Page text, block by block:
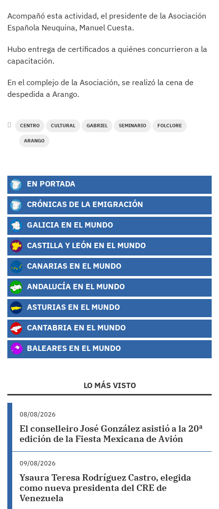
Acompañó esta actividad, el presidente de la Asociación
Española Neuquina, Manuel Cuesta.
Hubo entrega de certificados a quiénes concurrieron a la
capacitación.
En el complejo de la Asociación, se realizó la cena de
despedida a Arango.
CENTRO CULTURAL GABRIEL SEMINARIO FOLCLORE
ARANGO
EN PORTADA
CRÓNICAS DE LA EMIGRACIÓN
GALICIA EN EL MUNDO
CASTILLA Y LEÓN EN EL MUNDO
CANARIAS EN EL MUNDO
ANDALUCÍA EN EL MUNDO
ASTURIAS EN EL MUNDO
CANTABRIA EN EL MUNDO
BALEARES EN EL MUNDO
LO MÁS VISTO
08/08/2026
El conselleiro José González asistió a la 20ª
edición de la Fiesta Mexicana de Avión
09/08/2026
Ysaura Teresa Rodríguez Castro, elegida
como nueva presidenta del CRE de
Venezuela